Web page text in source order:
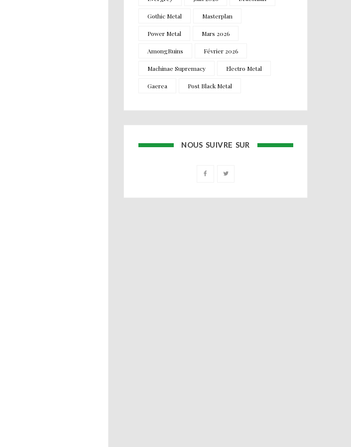
Gothic Metal Masterplan
Power Metal Mars 2026
AmongRuins Février 2026
Machinae Supremacy Electro Metal
Gaerea Post Black Metal
NOUS SUIVRE SUR